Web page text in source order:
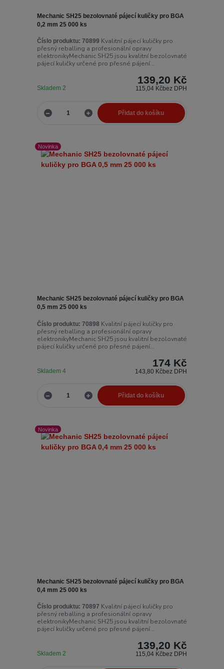
Mechanic SH25 bezolovnaté pájecí kuličky pro BGA
0,2 mm 25 000 ks
Číslo produktu: 70899 Kvalitní pájecí kuličky pro
přesný reballing a profesionální opravy
elektronikyMechanic SH25 jsou kvalitní bezolovnaté
pájecí kuličky určené pro přesné pájení...
139,20 Kč
115,04 Kčbez DPH
Skladem 2
Přidat do košíku
Novinka
Mechanic SH25 bezolovnaté pájecí kuličky pro BGA
0,5 mm 25 000 ks
Číslo produktu: 70898 Kvalitní pájecí kuličky pro
přesný reballing a profesionální opravy
elektronikyMechanic SH25 jsou kvalitní bezolovnaté
pájecí kuličky určené pro přesné pájení...
174 Kč
143,80 Kčbez DPH
Skladem 4
Přidat do košíku
Novinka
Mechanic SH25 bezolovnaté pájecí kuličky pro BGA
0,4 mm 25 000 ks
Číslo produktu: 70897 Kvalitní pájecí kuličky pro
přesný reballing a profesionální opravy
elektronikyMechanic SH25 jsou kvalitní bezolovnaté
pájecí kuličky určené pro přesné pájení...
139,20 Kč
115,04 Kčbez DPH
Skladem 2